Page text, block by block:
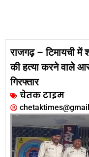
राजगढ़ – टिमायची में
की हत्या करने वाले
गिरफ्तार
चेतक टाइम